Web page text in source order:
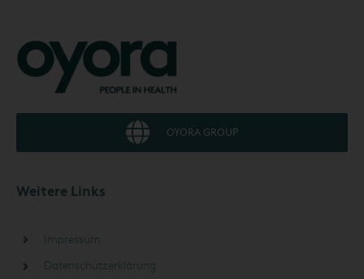
OYORA GROUP
Weitere Links
Impressum
Datenschutzerklärung